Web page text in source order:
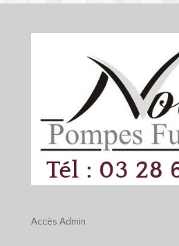
Accès Admin